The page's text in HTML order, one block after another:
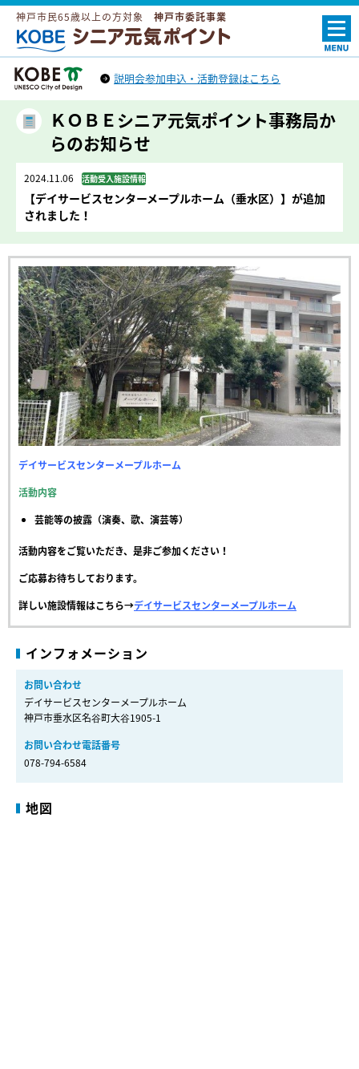
神戸市民65歳以上の方対象 神戸市委託事業
ＫＯＢＥシニア元気ポイント
神戸市トップへ
（外部リンク）
説明会参加申込・活動登録はこちら
ＫＯＢＥシニア元気ポイント事務局か
らのお知らせ
2024.11.06 活動受入施設情報
【デイサービスセンターメープルホーム（垂水区）】が追加
されました！
デイサービスセンターメープルホーム
活動内容
芸能等の披露（演奏、歌、演芸等）
活動内容をご覧いただき、是非ご参加ください！
ご応募お待ちしております。
詳しい施設情報はこちら→デイサービスセンターメープルホーム
インフォメーション
お問い合わせ
デイサービスセンターメープルホーム
神戸市垂水区名谷町大谷1905-1
お問い合わせ電話番号
078-794-6584
地図